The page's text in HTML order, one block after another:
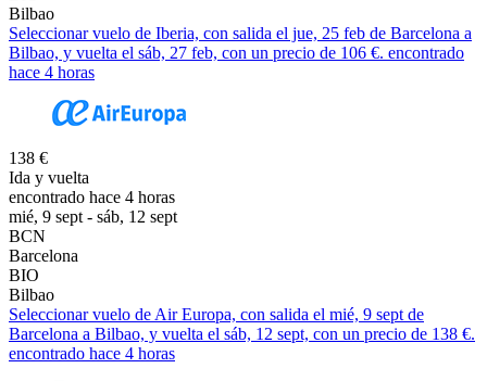
Bilbao
Seleccionar vuelo de Iberia, con salida el jue, 25 feb de Barcelona a
Bilbao, y vuelta el sáb, 27 feb, con un precio de 106 €. encontrado
hace 4 horas
138 €
Ida y vuelta
encontrado hace 4 horas
mié, 9 sept - sáb, 12 sept
BCN
Barcelona
BIO
Bilbao
Seleccionar vuelo de Air Europa, con salida el mié, 9 sept de
Barcelona a Bilbao, y vuelta el sáb, 12 sept, con un precio de 138 €.
encontrado hace 4 horas